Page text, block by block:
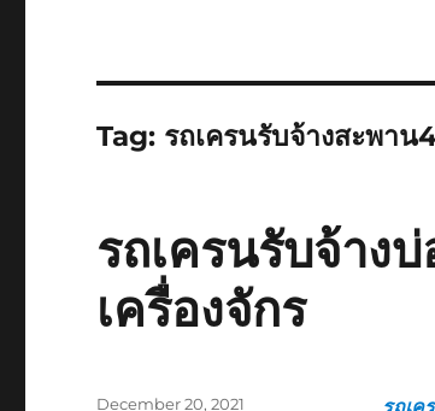
Tag: รถเครนรับจ้างสะพาน
รถเครนรับจ้าง
เครื่องจักร
รถเค
Posted
December 20, 2021